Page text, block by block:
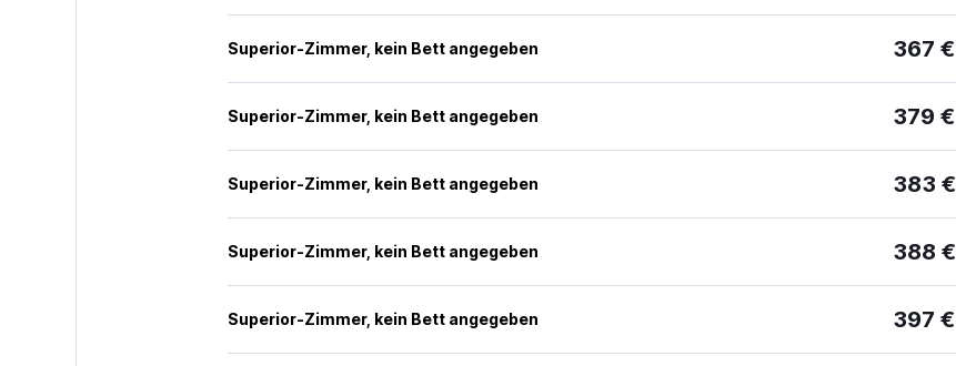
Superior-Zimmer, kein Bett angegeben 367 €
Superior-Zimmer, kein Bett angegeben 379 €
Superior-Zimmer, kein Bett angegeben 383 €
Superior-Zimmer, kein Bett angegeben 388 €
Superior-Zimmer, kein Bett angegeben 397 €